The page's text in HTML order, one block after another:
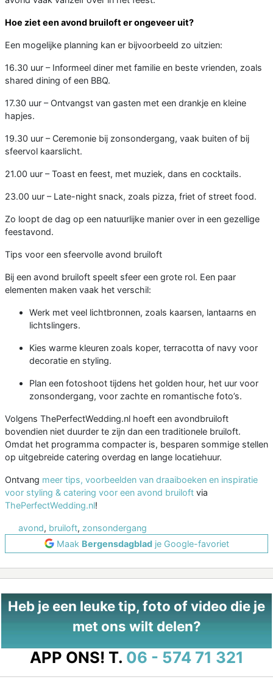
Hoe ziet een avond bruiloft er ongeveer uit?
Een mogelijke planning kan er bijvoorbeeld zo uitzien:
16.30 uur – Informeel diner met familie en beste vrienden, zoals
shared dining of een BBQ.
17.30 uur – Ontvangst van gasten met een drankje en kleine
hapjes.
19.30 uur – Ceremonie bij zonsondergang, vaak buiten of bij
sfeervol kaarslicht.
21.00 uur – Toast en feest, met muziek, dans en cocktails.
23.00 uur – Late-night snack, zoals pizza, friet of street food.
Zo loopt de dag op een natuurlijke manier over in een gezellige
feestavond.
Tips voor een sfeervolle avond bruiloft
Bij een avond bruiloft speelt sfeer een grote rol. Een paar
elementen maken vaak het verschil:
Werk met veel lichtbronnen, zoals kaarsen, lantaarns en
lichtslingers.
Kies warme kleuren zoals koper, terracotta of navy voor
decoratie en styling.
Plan een fotoshoot tijdens het golden hour, het uur voor
zonsondergang, voor zachte en romantische foto’s.
Volgens ThePerfectWedding.nl hoeft een avondbruiloft
bovendien niet duurder te zijn dan een traditionele bruiloft.
Omdat het programma compacter is, besparen sommige stellen
op uitgebreide catering overdag en lange locatiehuur.
Ontvang meer tips, voorbeelden van draaiboeken en inspiratie
voor styling & catering voor een avond bruiloft via
ThePerfectWedding.nl!
avond, bruiloft, zonsondergang
Maak Bergensdagbladje Google-favoriet
Heb je een leuke tip, foto of video die je
met ons wilt delen?
APP ONS! T. 06 - 574 71 321